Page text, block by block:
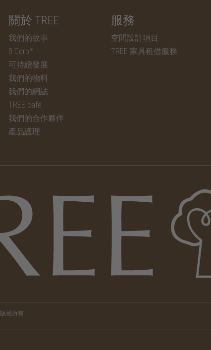
關於 TREE
我們的故事
B Corp™
可持續發展
我們的物料
我們的網誌
TREE café
我們的合作夥伴
產品護理
服務
空間設計項目
TREE 家具租借服務
版權所有